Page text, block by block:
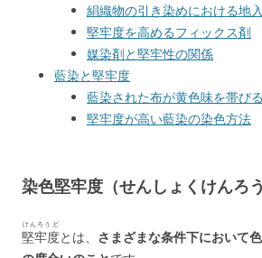
絹織物の引き染めにおける地
堅牢度を高めるフィックス剤
媒染剤と堅牢性の関係
藍染と堅牢度
藍染された布が黄色味を帯び
堅牢度が高い藍染の染色方法
染色堅牢度（せんしょくけんろ
堅牢度
けんろうど
とは、 さまざまな条件下において